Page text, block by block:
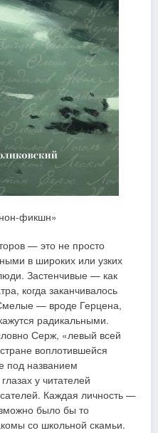
фикшн»
— это не просто
в широких или узких
Застенчивые — как
когда заканчивалось
— вроде Герцена,
радикальными.
Серж, «левый всей
воплотившейся
под названием
у читателей
Каждая личность —
было бы то
со школьной скамьи.